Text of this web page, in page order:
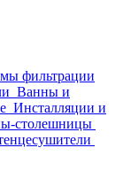
фильтрации
Ванны и
Инсталляции и
столешницы